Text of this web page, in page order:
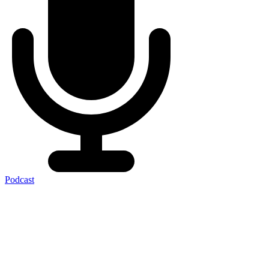
Podcast